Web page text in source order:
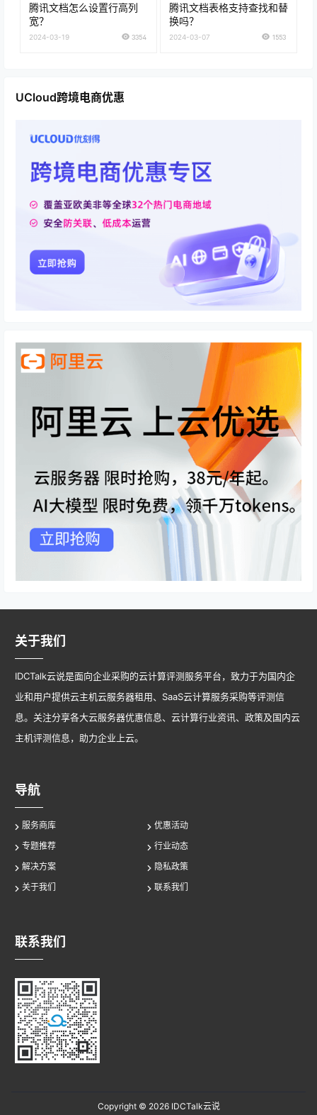
腾讯文档怎么设置行高列
宽？
2024-03-19 3354
腾讯文档表格支持查找和替
换吗？
2024-03-07 1553
UCloud跨境电商优惠
关于我们
IDCTalk云说是面向企业采购的云计算评测服务平台，致力于为国内企
业和用户提供云主机云服务器租用、SaaS云计算服务采购等评测信
息。关注分享各大云服务器优惠信息、云计算行业资讯、政策及国内云
主机评测信息，助力企业上云。
导航
服务商库
优惠活动
专题推荐
行业动态
解决方案
隐私政策
关于我们
联系我们
联系我们
Copyright © 2026IDCTalk云说